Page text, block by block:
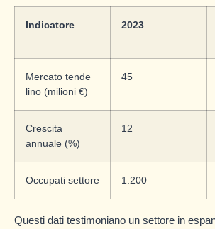
Indicatore 2023
Mercato tende
lino (milioni €)
45
Crescita
annuale (%)
12
Occupati settore 1.200
Questi dati testimoniano un settore in